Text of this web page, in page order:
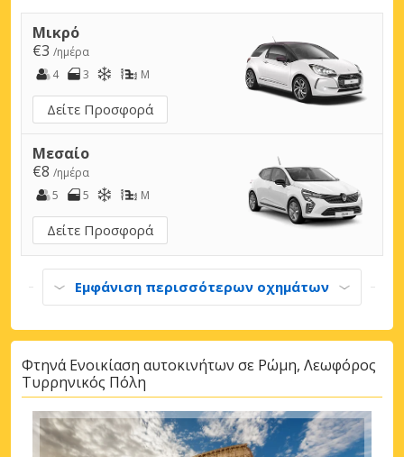
Μικρό
€3 /ημέρα
4
3 M
Δείτε Προσφορά
Μεσαίο
€8 /ημέρα
5
5 M
Δείτε Προσφορά
Εμφάνιση περισσότερων οχημάτων
Φτηνά Ενοικίαση αυτοκινήτων σε Ρώμη, Λεωφόρος
Τυρρηνικός Πόλη